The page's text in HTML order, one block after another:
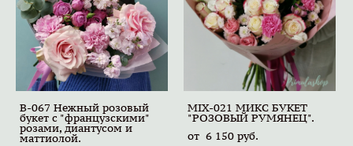
B-067 Нежный розовый
букет с "французскими"
розами, диантусом и
маттиолой.
MIX-021 МИКС БУКЕТ
"РОЗОВЫЙ РУМЯНЕЦ".
от 6 150 pуб.